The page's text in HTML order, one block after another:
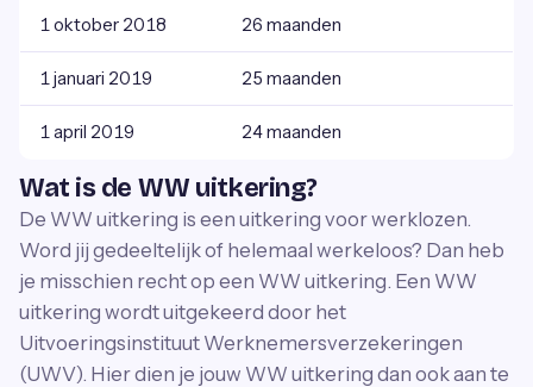
1 oktober 2018 26 maanden
1 januari 2019 25 maanden
1 april 2019 24 maanden
Wat is de WW uitkering?
De WW uitkering is een uitkering voor werklozen.
Word jij gedeeltelijk of helemaal werkeloos? Dan heb
je misschien recht op een WW uitkering. Een WW
uitkering wordt uitgekeerd door het
Uitvoeringsinstituut Werknemersverzekeringen
(UWV). Hier dien je jouw WW uitkering dan ook aan te